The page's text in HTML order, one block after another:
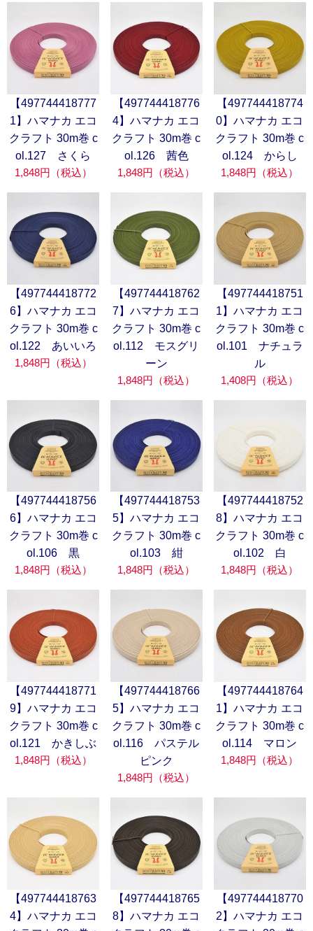
【497744418777
1】ハマナカ エコ
クラフト 30m巻 c
ol.127 さくら
1,848円（税込）
【497744418776
4】ハマナカ エコ
クラフト 30m巻 c
ol.126 茜色
1,848円（税込）
【497744418774
0】ハマナカ エコ
クラフト 30m巻 c
ol.124 からし
1,848円（税込）
【497744418772
6】ハマナカ エコ
クラフト 30m巻 c
ol.122 あいいろ
1,848円（税込）
【497744418762
7】ハマナカ エコ
クラフト 30m巻 c
ol.112 モスグリ
ーン
1,848円（税込）
【497744418751
1】ハマナカ エコ
クラフト 30m巻 c
ol.101 ナチュラ
ル
1,408円（税込）
【497744418756
6】ハマナカ エコ
クラフト 30m巻 c
ol.106 黒
1,848円（税込）
【497744418753
5】ハマナカ エコ
クラフト 30m巻 c
ol.103 紺
1,848円（税込）
【497744418752
8】ハマナカ エコ
クラフト 30m巻 c
ol.102 白
1,848円（税込）
【497744418771
9】ハマナカ エコ
クラフト 30m巻 c
ol.121 かきしぶ
1,848円（税込）
【497744418766
5】ハマナカ エコ
クラフト 30m巻 c
ol.116 パステル
ピンク
1,848円（税込）
【497744418764
1】ハマナカ エコ
クラフト 30m巻 c
ol.114 マロン
1,848円（税込）
【497744418763
4】ハマナカ エコ
【497744418765
8】ハマナカ エコ
【497744418770
2】ハマナカ エコ